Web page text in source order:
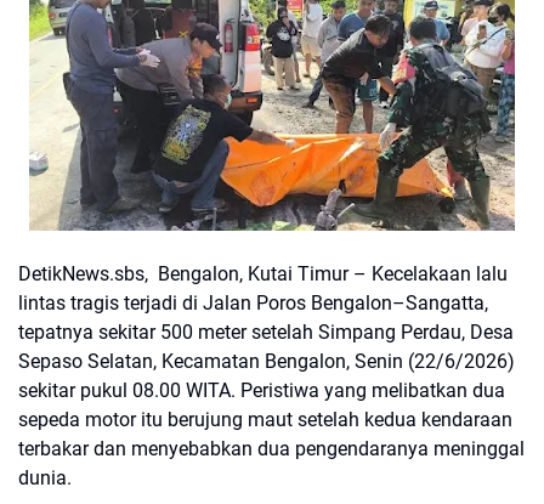
DetikNews.sbs, Bengalon, Kutai Timur – Kecelakaan lalu
lintas tragis terjadi di Jalan Poros Bengalon–Sangatta,
tepatnya sekitar 500 meter setelah Simpang Perdau, Desa
Sepaso Selatan, Kecamatan Bengalon, Senin (22/6/2026)
sekitar pukul 08.00 WITA. Peristiwa yang melibatkan dua
sepeda motor itu berujung maut setelah kedua kendaraan
terbakar dan menyebabkan dua pengendaranya meninggal
dunia.